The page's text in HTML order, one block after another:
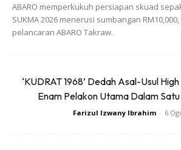
sepanjang hari.
1. Pencuci Muka
ABARO memperkukuh persiapan skuad
SUKMA 2026 menerusi sumbangan
pelancaran ABARO Takraw.
‘KUDRAT 1968’ Dedah Asal-Usul
Enam Pelakon Utama Dalam
Farizul Izwany Ibrahim - 6